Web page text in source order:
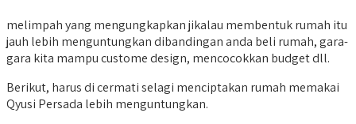
melimpah yang mengungkapkan jikalau membentuk rumah itu
jauh lebih menguntungkan dibandingan anda beli rumah, gara-
gara kita mampu custome design, mencocokkan budget dll.
Berikut, harus di cermati selagi menciptakan rumah memakai
Qyusi Persada lebih menguntungkan.